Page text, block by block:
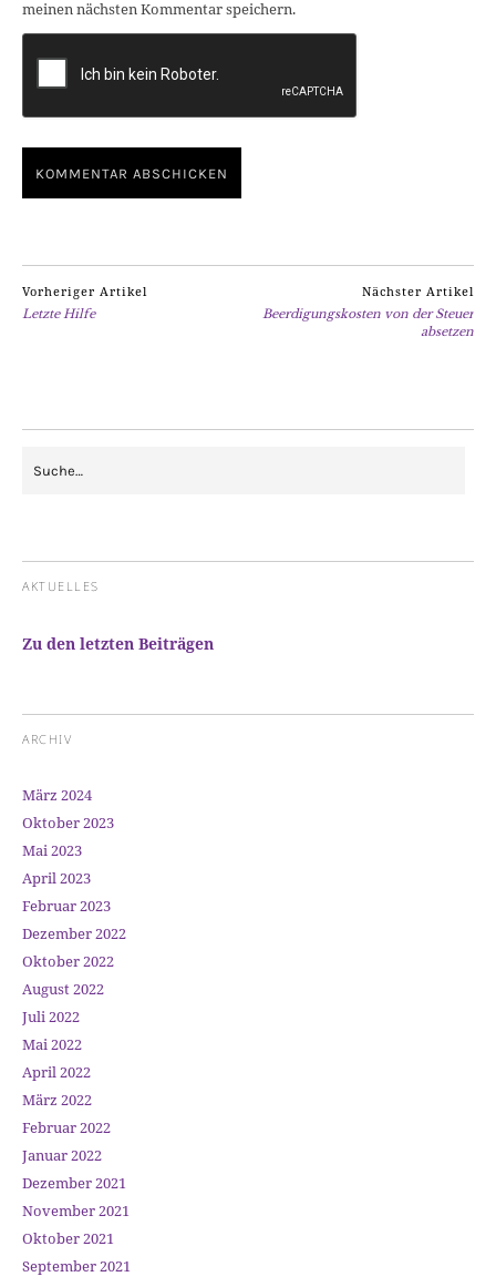
meinen nächsten Kommentar speichern.
Vorheriger Artikel
Letzte Hilfe
Nächster Artikel
Beerdigungskosten von der Steuer
absetzen
AKTUELLES
Zu den letzten Beiträgen
ARCHIV
März 2024
Oktober 2023
Mai 2023
April 2023
Februar 2023
Dezember 2022
Oktober 2022
August 2022
Juli 2022
Mai 2022
April 2022
März 2022
Februar 2022
Januar 2022
Dezember 2021
November 2021
Oktober 2021
September 2021